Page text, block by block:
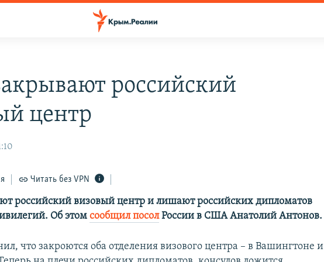
российский
центр
Читать без VPN
российский визовый центр и лишают российских дипломатов
Об этомсообщил посолРоссии в США Анатолий Антонов.
что закроются оба отделения визового центра – в Вашингтоне и